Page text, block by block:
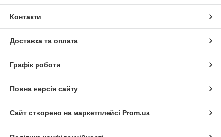
Контакти
Доставка та оплата
Графік роботи
Повна версія сайту
Сайт створено на маркетплейсі Prom.ua